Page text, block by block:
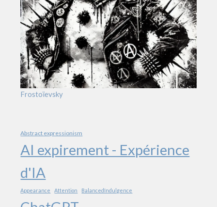
Frostoïevsky
Abstract expressionism
AI expirement - Expérience
d'IA
Appearance Attention BalancedIndulgence